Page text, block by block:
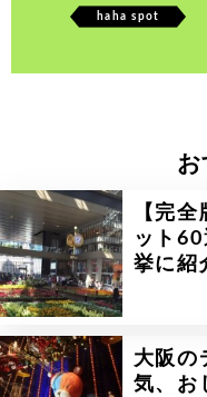
haha spot
お
【完
ット
挙に紹
大阪の
気、お